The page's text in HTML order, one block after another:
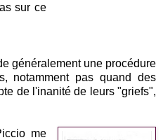
sur ce
généralement une procédure
notamment pas quand des
de l'inanité de leurs "griefs",
me